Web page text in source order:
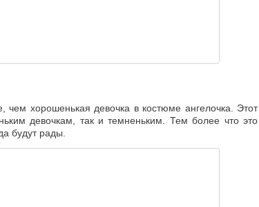
чем хорошенькая девочка в костюме ангелочка. Этот
девочкам, так и темненьким. Тем более что это
будут рады.